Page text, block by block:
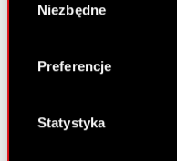
lokalizacji
analizując
palca)
zgody
Niezbędne
Preferencje
Statystyka
11 kwietnia 2023
Temat: Ujawnienie
prawna: Art. 70 pkt